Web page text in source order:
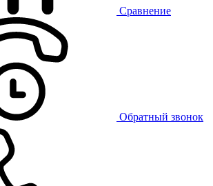
Сравнение
Обратный звонок